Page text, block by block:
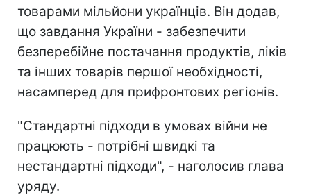
товарами мільйони українців. Він додав,
що завдання України - забезпечити
безперебійне постачання продуктів, ліків
та інших товарів першої необхідності,
насамперед для прифронтових регіонів.
"Стандартні підходи в умовах війни не
працюють - потрібні швидкі та
нестандартні підходи", - наголосив глава
уряду.